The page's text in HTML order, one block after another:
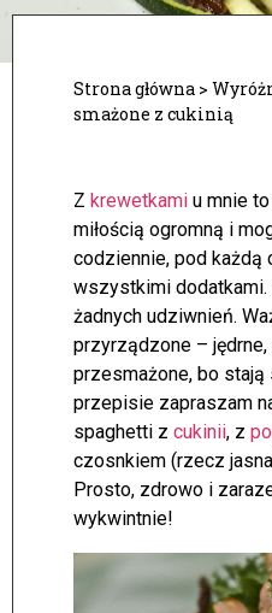
Strona główna >
smażone z cukinią
Z krewetkami u mnie
miłością ogromną i
codziennie, pod każdą
wszystkimi
żadnych udziwnień.
przyrządzone –
przesmażone, bo stają
przepisie zapraszam
spaghetti z cukinii, z
czosnkiem (rzecz
Prosto, zdrowo i
wykwintnie!